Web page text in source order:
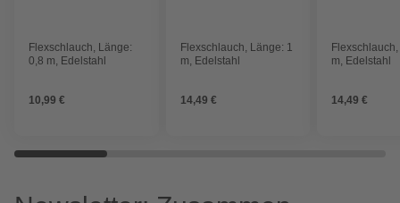
Flexschlauch, Länge:
0,8 m, Edelstahl
10,99 €
Flexschlauch, Länge: 1
m, Edelstahl
14,49 €
m, Edelstahl
14,49 €